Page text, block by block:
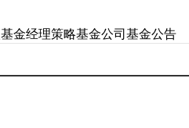
基金经理策略基金公司基金公告